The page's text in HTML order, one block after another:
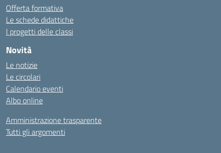
Offerta formativa
Le schede didattiche
I progetti delle classi
Novità
Le notizie
Le circolari
Calendario eventi
Albo online
Amministrazione trasparente
Tutti gli argomenti